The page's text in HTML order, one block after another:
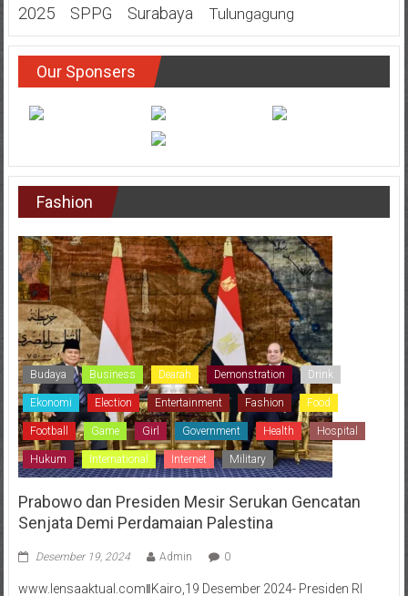
2025
SPPG Surabaya Tulungagung
Our Sponsers
Fashion
Budaya Business Dearah Demonstration Drink
Ekonomi Election Entertainment Fashion Food
Football Game Girl Government Health Hospital
Hukum International Internet Military
Prabowo dan Presiden Mesir Serukan Gencatan
Senjata Demi Perdamaian Palestina
Desember 19, 2024 Admin 0
www.lensaaktual.comǁKairo,19 Desember 2024- Presiden RI